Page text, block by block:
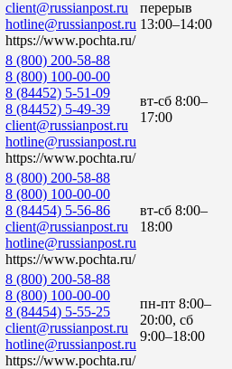
client@russianpost.ru
hotline@russianpost.ru
https://www.pochta.ru/
перерыв
13:00–14:00
8 (800) 200-58-88
8 (800) 100-00-00
8 (84452) 5-51-09
8 (84452) 5-49-39
client@russianpost.ru
hotline@russianpost.ru
https://www.pochta.ru/
вт-сб 8:00–
17:00
8 (800) 200-58-88
8 (800) 100-00-00
8 (84454) 5-56-86
client@russianpost.ru
hotline@russianpost.ru
https://www.pochta.ru/
вт-сб 8:00–
18:00
8 (800) 200-58-88
8 (800) 100-00-00
8 (84454) 5-55-25
client@russianpost.ru
hotline@russianpost.ru
https://www.pochta.ru/
пн-пт 8:00–
20:00, сб
9:00–18:00